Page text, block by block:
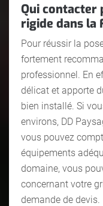
Qui contacter
rigide dans la
Pour réussir la
fortement
professionnel. En
délicat et apporte
bien installé. Si
environs, DD
vous pouvez
équipements
domaine, vous
concernant votre
demande de devis.